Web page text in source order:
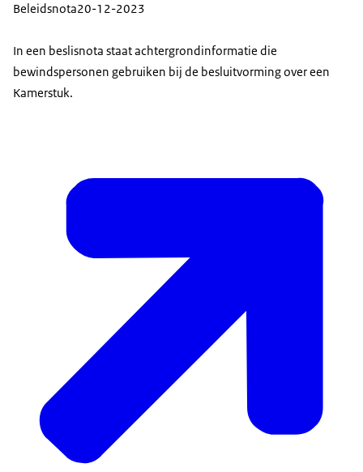
Beleidsnota20-12-2023
In een beslisnota staat achtergrondinformatie die
bewindspersonen gebruiken bij de besluitvorming over een
Kamerstuk.